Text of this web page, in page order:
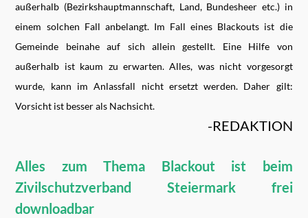
außerhalb (Bezirkshauptmannschaft, Land, Bundesheer etc.) in
einem solchen Fall anbelangt. Im Fall eines Blackouts ist die
Gemeinde beinahe auf sich allein gestellt. Eine Hilfe von
außerhalb ist kaum zu erwarten. Alles, was nicht vorgesorgt
wurde, kann im Anlassfall nicht ersetzt werden. Daher gilt:
Vorsicht ist besser als Nachsicht.
-REDAKTION
Alles zum Thema Blackout ist beim
Zivilschutzverband Steiermark frei
downloadbar